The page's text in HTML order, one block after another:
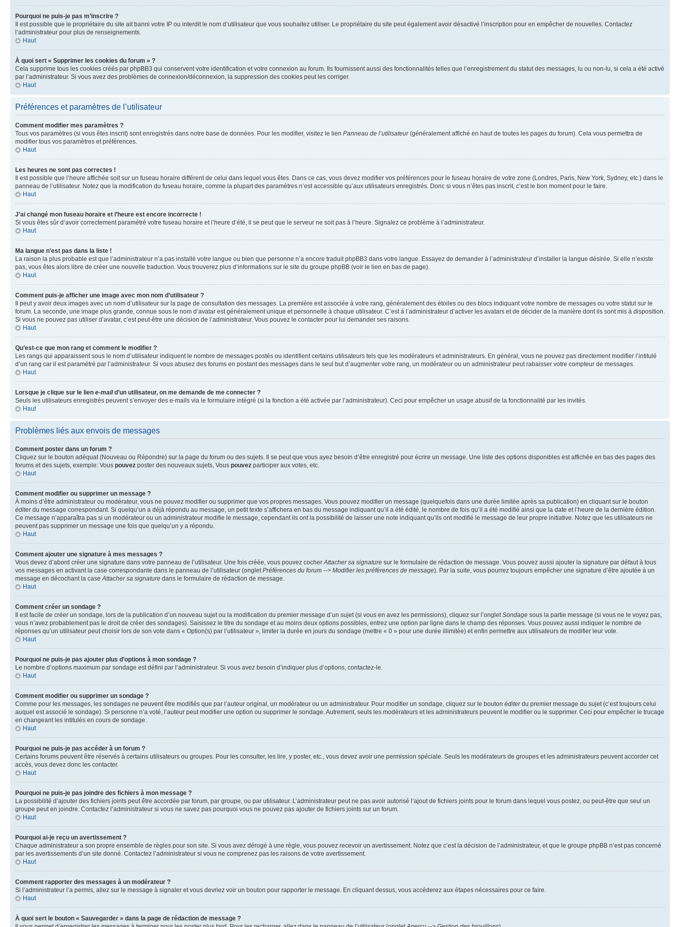
Pourquoi ne puis-je pas m’inscrire ?
Il est possible que le propriétaire du site ait banni votre IP ou interdit le nom d’utilisateur que vous souhaitez utiliser. Le propriétaire du site peut également avoir désactivé l’inscription pour en empêcher de nouvelles. Contactez
l’administrateur pour plus de renseignements.
Haut
À quoi sert « Supprimer les cookies du forum » ?
Cela supprime tous les cookies créés par phpBB3 qui conservent votre identification et votre connexion au forum. Ils fournissent aussi des fonctionnalités telles que l’enregistrement du statut des messages, lu ou non-lu, si cela a été activé
par l’administrateur. Si vous avez des problèmes de connexion/déconnexion, la suppression des cookies peut les corriger.
Haut
Préférences et paramètres de l’utilisateur
Comment modifier mes paramètres ?
Tous vos paramètres (si vous êtes inscrit) sont enregistrés dans notre base de données. Pour les modifier, visitez le lien Panneau de l’utilisateur(généralement affiché en haut de toutes les pages du forum). Cela vous permettra de
modifier tous vos paramètres et préférences.
Haut
Les heures ne sont pas correctes !
Il est possible que l’heure affichée soit sur un fuseau horaire différent de celui dans lequel vous êtes. Dans ce cas, vous devez modifier vos préférences pour le fuseau horaire de votre zone (Londres, Paris, New York, Sydney, etc.) dans le
panneau de l’utilisateur. Notez que la modification du fuseau horaire, comme la plupart des paramètres n’est accessible qu’aux utilisateurs enregistrés. Donc si vous n’êtes pas inscrit, c’est le bon moment pour le faire.
Haut
J’ai changé mon fuseau horaire et l’heure est encore incorrecte !
Si vous êtes sûr d’avoir correctement paramétré votre fuseau horaire et l’heure d’été, il se peut que le serveur ne soit pas à l’heure. Signalez ce problème à l’administrateur.
Haut
Ma langue n’est pas dans la liste !
La raison la plus probable est que l’administrateur n’a pas installé votre langue ou bien que personne n’a encore traduit phpBB3 dans votre langue. Essayez de demander à l’administrateur d’installer la langue désirée. Si elle n’existe
pas, vous êtes alors libre de créer une nouvelle traduction. Vous trouverez plus d’informations sur le site du groupe phpBB (voir le lien en bas de page).
Haut
Comment puis-je afficher une image avec mon nom d’utilisateur ?
Il peut y avoir deux images avec un nom d’utilisateur sur la page de consultation des messages. La première est associée à votre rang, généralement des étoiles ou des blocs indiquant votre nombre de messages ou votre statut sur le
forum. La seconde, une image plus grande, connue sous le nom d’avatar est généralement unique et personnelle à chaque utilisateur. C’est à l’administrateur d’activer les avatars et de décider de la manière dont ils sont mis à disposition.
Si vous ne pouvez pas utiliser d’avatar, c’est peut-être une décision de l’administrateur. Vous pouvez le contacter pour lui demander ses raisons.
Haut
Qu’est-ce que mon rang et comment le modifier ?
Les rangs qui apparaissent sous le nom d’utilisateur indiquent le nombre de messages postés ou identifient certains utilisateurs tels que les modérateurs et administrateurs. En général, vous ne pouvez pas directement modifier l’intitulé
d’un rang car il est paramétré par l’administrateur. Si vous abusez des forums en postant des messages dans le seul but d’augmenter votre rang, un modérateur ou un administrateur peut rabaisser votre compteur de messages.
Haut
Lorsque je clique sur le lien e-maild’un utilisateur, on me demande de me connecter ?
Seuls les utilisateurs enregistrés peuvent s’envoyer des e-mails via le formulaire intégré (si la fonction a été activée par l’administrateur). Ceci pour empêcher un usage abusif de la fonctionnalité par les invités.
Haut
Problèmes liés aux envois de messages
Comment poster dans un forum ?
Cliquez sur le bouton adéquat (Nouveau ou Répondre) sur la page du forum ou des sujets. Il se peut que vous ayez besoin d’être enregistré pour écrire un message. Une liste des options disponibles est affichée en bas des pages des
forums et des sujets, exemple: Vous pouvez poster des nouveaux sujets, Vous pouvez participer aux votes, etc.
Haut
Comment modifier ou supprimer un message ?
À moins d’être administrateur ou modérateur, vous ne pouvez modifier ou supprimer que vos propres messages. Vous pouvez modifier un message (quelquefois dans une durée limitée après sa publication) en cliquant sur le bouton
éditerdu message correspondant. Si quelqu’un a déjà répondu au message, un petit texte s’affichera en bas du message indiquant qu’il a été édité, le nombre de fois qu’il a été modifié ainsi que la date et l’heure de la dernière édition.
Ce message n’apparaîtra pas si un modérateur ou un administrateur modifie le message, cependant ils ont la possibilité de laisser une note indiquant qu’ils ont modifié le message de leur propre initiative. Notez que les utilisateurs ne
peuvent pas supprimer un message une fois que quelqu’un y a répondu.
Haut
Comment ajouter une signature à mes messages ?
Vous devez d’abord créer une signature dans votre panneau de l’utilisateur. Une fois créée, vous pouvez cocher Attacher sa signature sur le formulaire de rédaction de message. Vous pouvez aussi ajouter la signature par défaut à tous
vos messages en activant la case correspondante dans le panneau de l’utilisateur (onglet Préférences du forum --> Modifier les préférences de message). Par la suite, vous pourrez toujours empêcher une signature d’être ajoutée à un
message en décochant la case Attacher sa signature dans le formulaire de rédaction de message.
Haut
Comment créer un sondage ?
Il est facile de créer un sondage, lors de la publication d’un nouveau sujet ou la modification du premier message d’un sujet (si vous en avez les permissions), cliquez sur l’onglet Sondage sous la partie message (si vous ne le voyez pas,
vous n’avez probablement pas le droit de créer des sondages). Saisissez le titre du sondage et au moins deux options possibles, entrez une option par ligne dans le champ des réponses. Vous pouvez aussi indiquer le nombre de
réponses qu’un utilisateur peut choisir lors de son vote dans « Option(s) par l’utilisateur », limiter la durée en jours du sondage (mettre « 0 » pour une durée illimitée) et enfin permettre aux utilisateurs de modifier leur vote.
Haut
Pourquoi ne puis-je pas ajouter plus d’options à mon sondage ?
Le nombre d’options maximum par sondage est défini par l’administrateur. Si vous avez besoin d’indiquer plus d’options, contactez-le.
Haut
Comment modifier ou supprimer un sondage ?
Comme pour les messages, les sondages ne peuvent être modifiés que par l’auteur original, un modérateur ou un administrateur. Pour modifier un sondage, cliquez sur le bouton éditerdu premier message du sujet (c’est toujours celui
auquel est associé le sondage). Si personne n’a voté, l’auteur peut modifier une option ou supprimer le sondage. Autrement, seuls les modérateurs et les administrateurs peuvent le modifier ou le supprimer. Ceci pour empêcher le trucage
en changeant les intitulés en cours de sondage.
Haut
Pourquoi ne puis-je pas accéder à un forum ?
Certains forums peuvent être réservés à certains utilisateurs ou groupes. Pour les consulter, les lire, y poster, etc., vous devez avoir une permission spéciale. Seuls les modérateurs de groupes et les administrateurs peuvent accorder cet
accès, vous devez donc les contacter.
Haut
Pourquoi ne puis-je pas joindre des fichiers à mon message ?
La possibilité d’ajouter des fichiers joints peut être accordée par forum, par groupe, ou par utilisateur. L’administrateur peut ne pas avoir autorisé l’ajout de fichiers joints pour le forum dans lequel vous postez, ou peut-être que seul un
groupe peut en joindre. Contactez l’administrateur si vous ne savez pas pourquoi vous ne pouvez pas ajouter de fichiers joints sur un forum.
Haut
Pourquoi ai-je reçu un avertissement ?
Chaque administrateur a son propre ensemble de règles pour son site. Si vous avez dérogé à une règle, vous pouvez recevoir un avertissement. Notez que c’est la décision de l’administrateur, et que le groupe phpBB n’est pas concerné
par les avertissements d’un site donné. Contactez l’administrateur si vous ne comprenez pas les raisons de votre avertissement.
Haut
Comment rapporter des messages à un modérateur ?
Si l’administrateur l’a permis, allez sur le message à signaler et vous devriez voir un bouton pour rapporter le message. En cliquant dessus, vous accéderez aux étapes nécessaires pour ce faire.
Haut
À quoi sert le bouton « Sauvegarder » dans la page de rédaction de message ?